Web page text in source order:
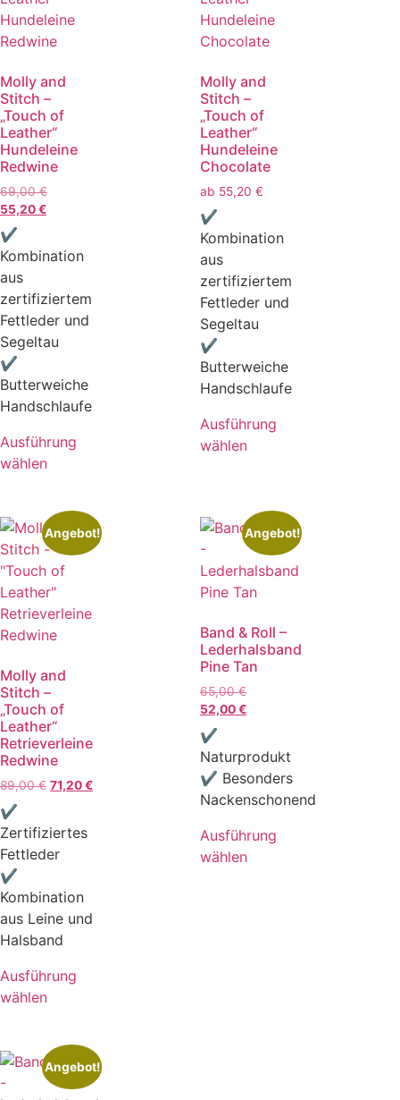
Molly and
Stitch –
„Touch of
Leather“
Hundeleine
Redwine
69,00€
55,20€
✔
Kombination
aus
zertifiziertem
Fettleder und
Segeltau
✔
Butterweiche
Handschlaufe
Ausführung
wählen
Molly and
Stitch –
„Touch of
Leather“
Hundeleine
Chocolate
ab 55,20 €
✔
Kombination
aus
zertifiziertem
Fettleder und
Segeltau
✔
Butterweiche
Handschlaufe
Ausführung
wählen
Angebot!
Molly and
Stitch –
„Touch of
Leather“
Retrieverleine
Redwine
89,00€ 71,20€
✔
Zertifiziertes
Fettleder
✔
Kombination
aus Leine und
Halsband
Ausführung
wählen
Angebot!
Band & Roll –
Lederhalsband
Pine Tan
65,00€
52,00€
✔
Naturprodukt
✔ Besonders
Nackenschonend
Ausführung
wählen
Angebot!